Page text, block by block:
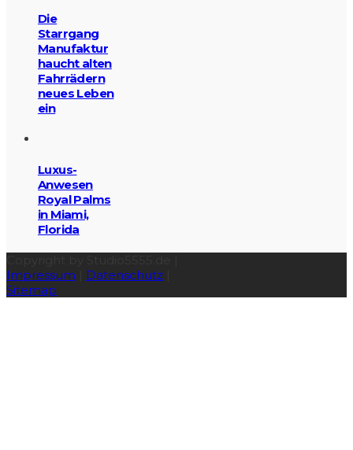
Die
Starrgang
Manufaktur
haucht alten
Fahrrädern
neues Leben
ein
Luxus-
Anwesen
Royal Palms
in Miami,
Florida
Impressum
Datenschutz
Sitemap